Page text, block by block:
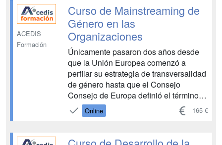
han de hacer frente a incrementos del
ausentismo,...
ACEDIS
Formación
Curso de Mainstreaming de
Género en las
Organizaciones
Únicamente pasaron dos años desde
que la Unión Europea comenzó a
perfilar su estrategia de transversalidad
de género hasta que el Consejo
Consejo de Europa definió el término
mainstreaming de género afirmando, en
1998, que el objetivo a alcanzar por
evaluación de los procesos p...
Online 165 €